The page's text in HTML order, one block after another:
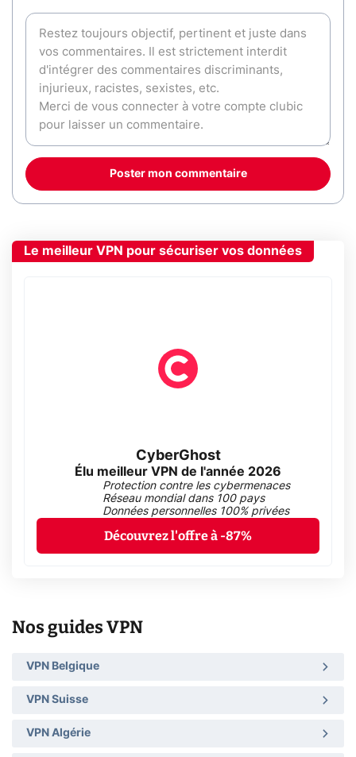
Poster mon commentaire
Le meilleur VPN pour sécuriser vos données
CyberGhost
Élu meilleur VPN de l'année 2026
Protection contre les cybermenaces
Réseau mondial dans 100 pays
Données personnelles 100% privées
Découvrez l'offre à -87%
Nos guides VPN
VPN Belgique
VPN Suisse
VPN Algérie